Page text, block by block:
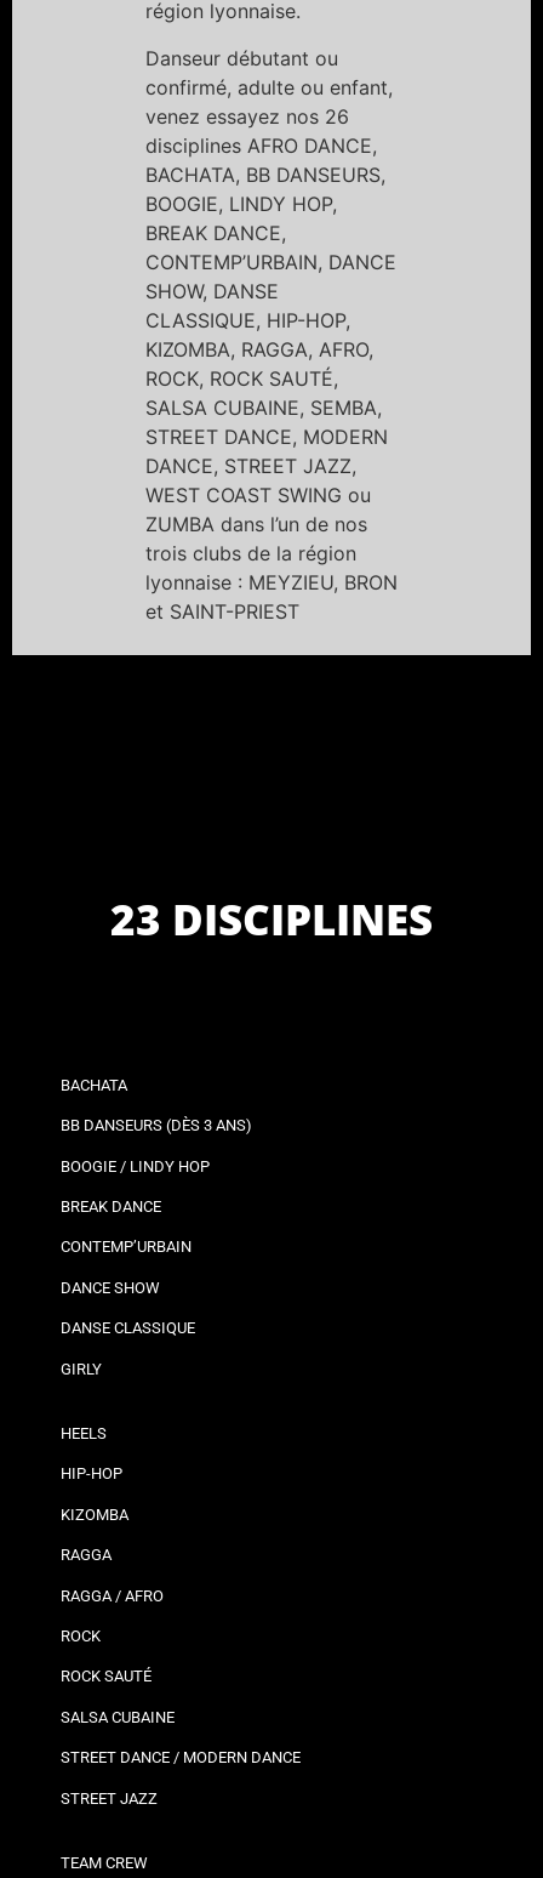
région lyonnaise.
Danseur débutant ou
confirmé, adulte ou enfant,
venez essayez nos 26
disciplines AFRO DANCE,
BACHATA, BB DANSEURS,
BOOGIE, LINDY HOP,
BREAK DANCE,
CONTEMP’URBAIN, DANCE
SHOW, DANSE
CLASSIQUE, HIP-HOP,
KIZOMBA, RAGGA, AFRO,
ROCK, ROCK SAUTÉ,
SALSA CUBAINE, SEMBA,
STREET DANCE, MODERN
DANCE, STREET JAZZ,
WEST COAST SWING ou
ZUMBA dans l’un de nos
trois clubs de la région
lyonnaise : MEYZIEU, BRON
et SAINT-PRIEST
23 DISCIPLINES
BACHATA
BB DANSEURS (DÈS 3 ANS)
BOOGIE / LINDY HOP
BREAK DANCE
CONTEMP’URBAIN
DANCE SHOW
DANSE CLASSIQUE
GIRLY
HEELS
HIP-HOP
KIZOMBA
RAGGA
RAGGA / AFRO
ROCK
ROCK SAUTÉ
SALSA CUBAINE
STREET DANCE / MODERN DANCE
STREET JAZZ
TEAM CREW